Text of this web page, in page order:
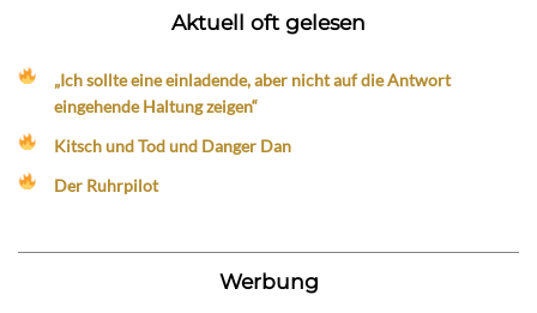
Aktuell oft gelesen
„Ich sollte eine einladende, aber nicht auf die Antwort
eingehende Haltung zeigen“
Kitsch und Tod und Danger Dan
Der Ruhrpilot
Werbung